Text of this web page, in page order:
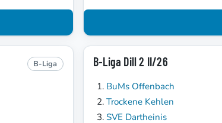
B-Liga B-Liga Dill 2 II/26
BuMs Offenbach
Trockene Kehlen
SVE Dartheinis